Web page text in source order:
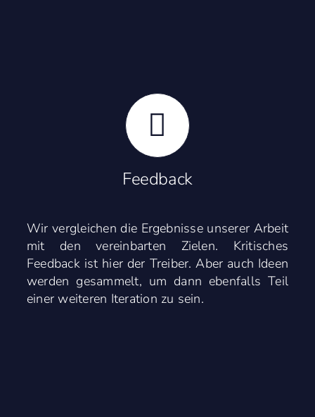
Feedback
Wir vergleichen die Ergebnisse unserer Arbeit
mit den vereinbarten Zielen. Kritisches
Feedback ist hier der Treiber. Aber auch Ideen
werden gesammelt, um dann ebenfalls Teil
einer weiteren Iteration zu sein.